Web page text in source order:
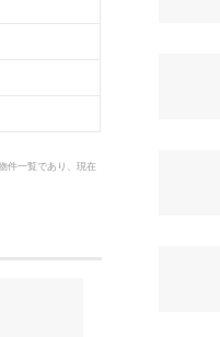
件一覧であり、現在